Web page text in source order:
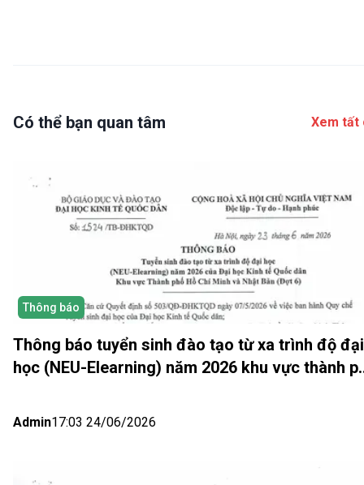
Có thể bạn quan tâm Xem tất
Thông báo
Thông báo tuyển sinh đào tạo từ xa trình độ đại
học (NEU-Elearning) năm 2026 khu vực thành
Admin17:03 24/06/2026